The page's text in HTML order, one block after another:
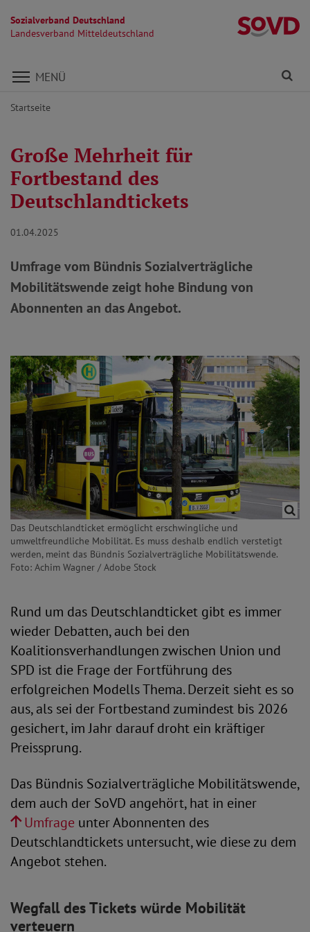
Sozialverband Deutschland
Landesverband Mitteldeutschland
Direkt zu den Inhalten springen
MENÜ
Startseite
Große Mehrheit für
Fortbestand des
Deutschlandtickets
01.04.2025
Umfrage vom Bündnis Sozialverträgliche
Mobilitätswende zeigt hohe Bindung von
Abonnenten an das Angebot.
Das Deutschlandticket ermöglicht erschwingliche und
umweltfreundliche Mobilität. Es muss deshalb endlich verstetigt
werden, meint das Bündnis Sozialverträgliche Mobilitätswende.
Foto: Achim Wagner / Adobe Stock
Rund um das Deutschlandticket gibt es immer
wieder Debatten, auch bei den
Koalitionsverhandlungen zwischen Union und
SPD ist die Frage der Fortführung des
erfolgreichen Modells Thema. Derzeit sieht es so
aus, als sei der Fortbestand zumindest bis 2026
gesichert, im Jahr darauf droht ein kräftiger
Preissprung.
Das Bündnis Sozialverträgliche Mobilitätswende,
dem auch der SoVD angehört, hat in einer
Umfrage unter Abonnenten des
Deutschlandtickets untersucht, wie diese zu dem
Angebot stehen.
Wegfall des Tickets würde Mobilität
verteuern